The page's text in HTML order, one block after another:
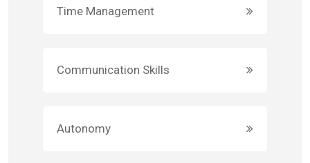
Time Management
Communication Skills
Autonomy